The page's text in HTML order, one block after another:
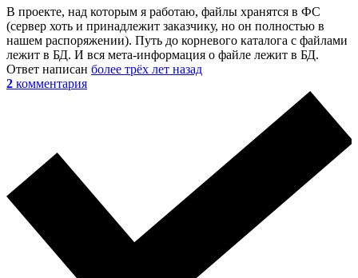
В проекте, над которым я работаю, файлы хранятся в ФС
(сервер хоть и принадлежит заказчику, но он полностью в
нашем распоряжении). Путь до корневого каталога с файлами
лежит в БД. И вся мета-информация о файле лежит в БД.
Ответ написан более трёх лет назад
2 комментария